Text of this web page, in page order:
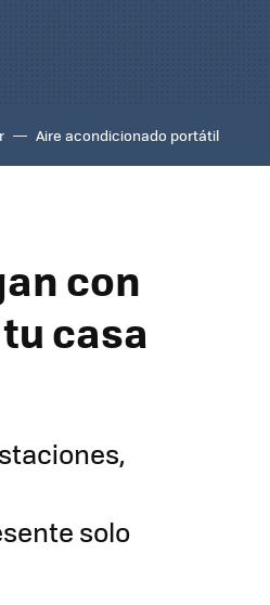
Aire acondicionado portátil
con
casa
solo